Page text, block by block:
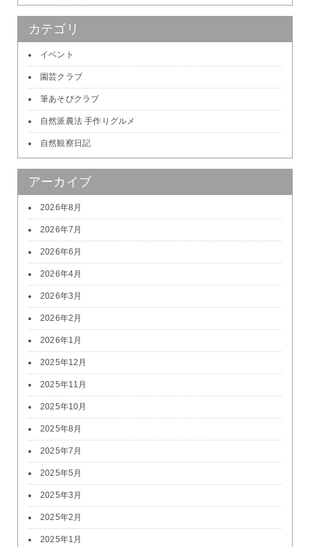
カテゴリ
イベント
園芸クラブ
筆あそびクラブ
自然派農法 手作りグルメ
自然観察日記
アーカイブ
2026年8月
2026年7月
2026年6月
2026年4月
2026年3月
2026年2月
2026年1月
2025年12月
2025年11月
2025年10月
2025年8月
2025年7月
2025年5月
2025年3月
2025年2月
2025年1月